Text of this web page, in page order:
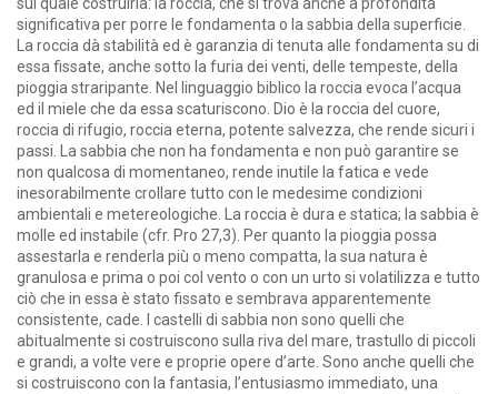
significativa per porre le fondamenta o la sabbia della superficie.
La roccia dà stabilità ed è garanzia di tenuta alle fondamenta su di
essa fissate, anche sotto la furia dei venti, delle tempeste, della
pioggia straripante. Nel linguaggio biblico la roccia evoca l’acqua
ed il miele che da essa scaturiscono. Dio è la roccia del cuore,
roccia di rifugio, roccia eterna, potente salvezza, che rende sicuri i
passi. La sabbia che non ha fondamenta e non può garantire se
non qualcosa di momentaneo, rende inutile la fatica e vede
inesorabilmente crollare tutto con le medesime condizioni
ambientali e metereologiche. La roccia è dura e statica; la sabbia è
molle ed instabile (cfr. Pro 27,3). Per quanto la pioggia possa
assestarla e renderla più o meno compatta, la sua natura è
granulosa e prima o poi col vento o con un urto si volatilizza e tutto
ciò che in essa è stato fissato e sembrava apparentemente
consistente, cade. I castelli di sabbia non sono quelli che
abitualmente si costruiscono sulla riva del mare, trastullo di piccoli
e grandi, a volte vere e proprie opere d’arte. Sono anche quelli che
si costruiscono con la fantasia, l’entusiasmo immediato, una